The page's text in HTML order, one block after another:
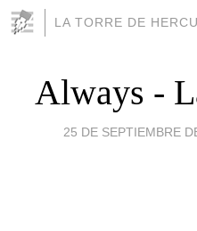
LA TORRE DE
Always -
25 DE SEPTIEMBRE